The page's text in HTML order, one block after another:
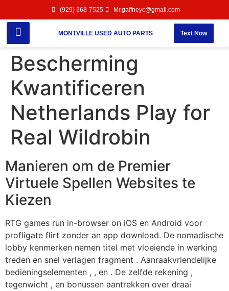
(929) 368-7525 Mr.gaffneyc@gmail.com
MONTVILLE USED AUTO PARTS Text Now
Bescherming
Kwantificeren
Netherlands Play for
Real Wildrobin
Manieren om de Premier
Virtuele Spellen Websites te
Kiezen
RTG games run in-browser on iOS en Android voor
profligate flirt zonder an app download. De nomadische
lobby kenmerken nemen titel met vloeiende in werking
treden en snel verlagen fragment . Aanraakvriendelijke
bedieningselementen , , en . De zelfde rekening ,
tegenwicht , en bonussen aantrekken over draai